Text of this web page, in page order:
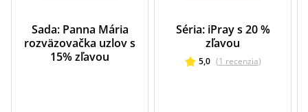
Sada: Panna Mária
rozväzovačka uzlov s
15% zľavou
Séria: iPray s 20 %
zľavou
5,0 (1 recenzia)